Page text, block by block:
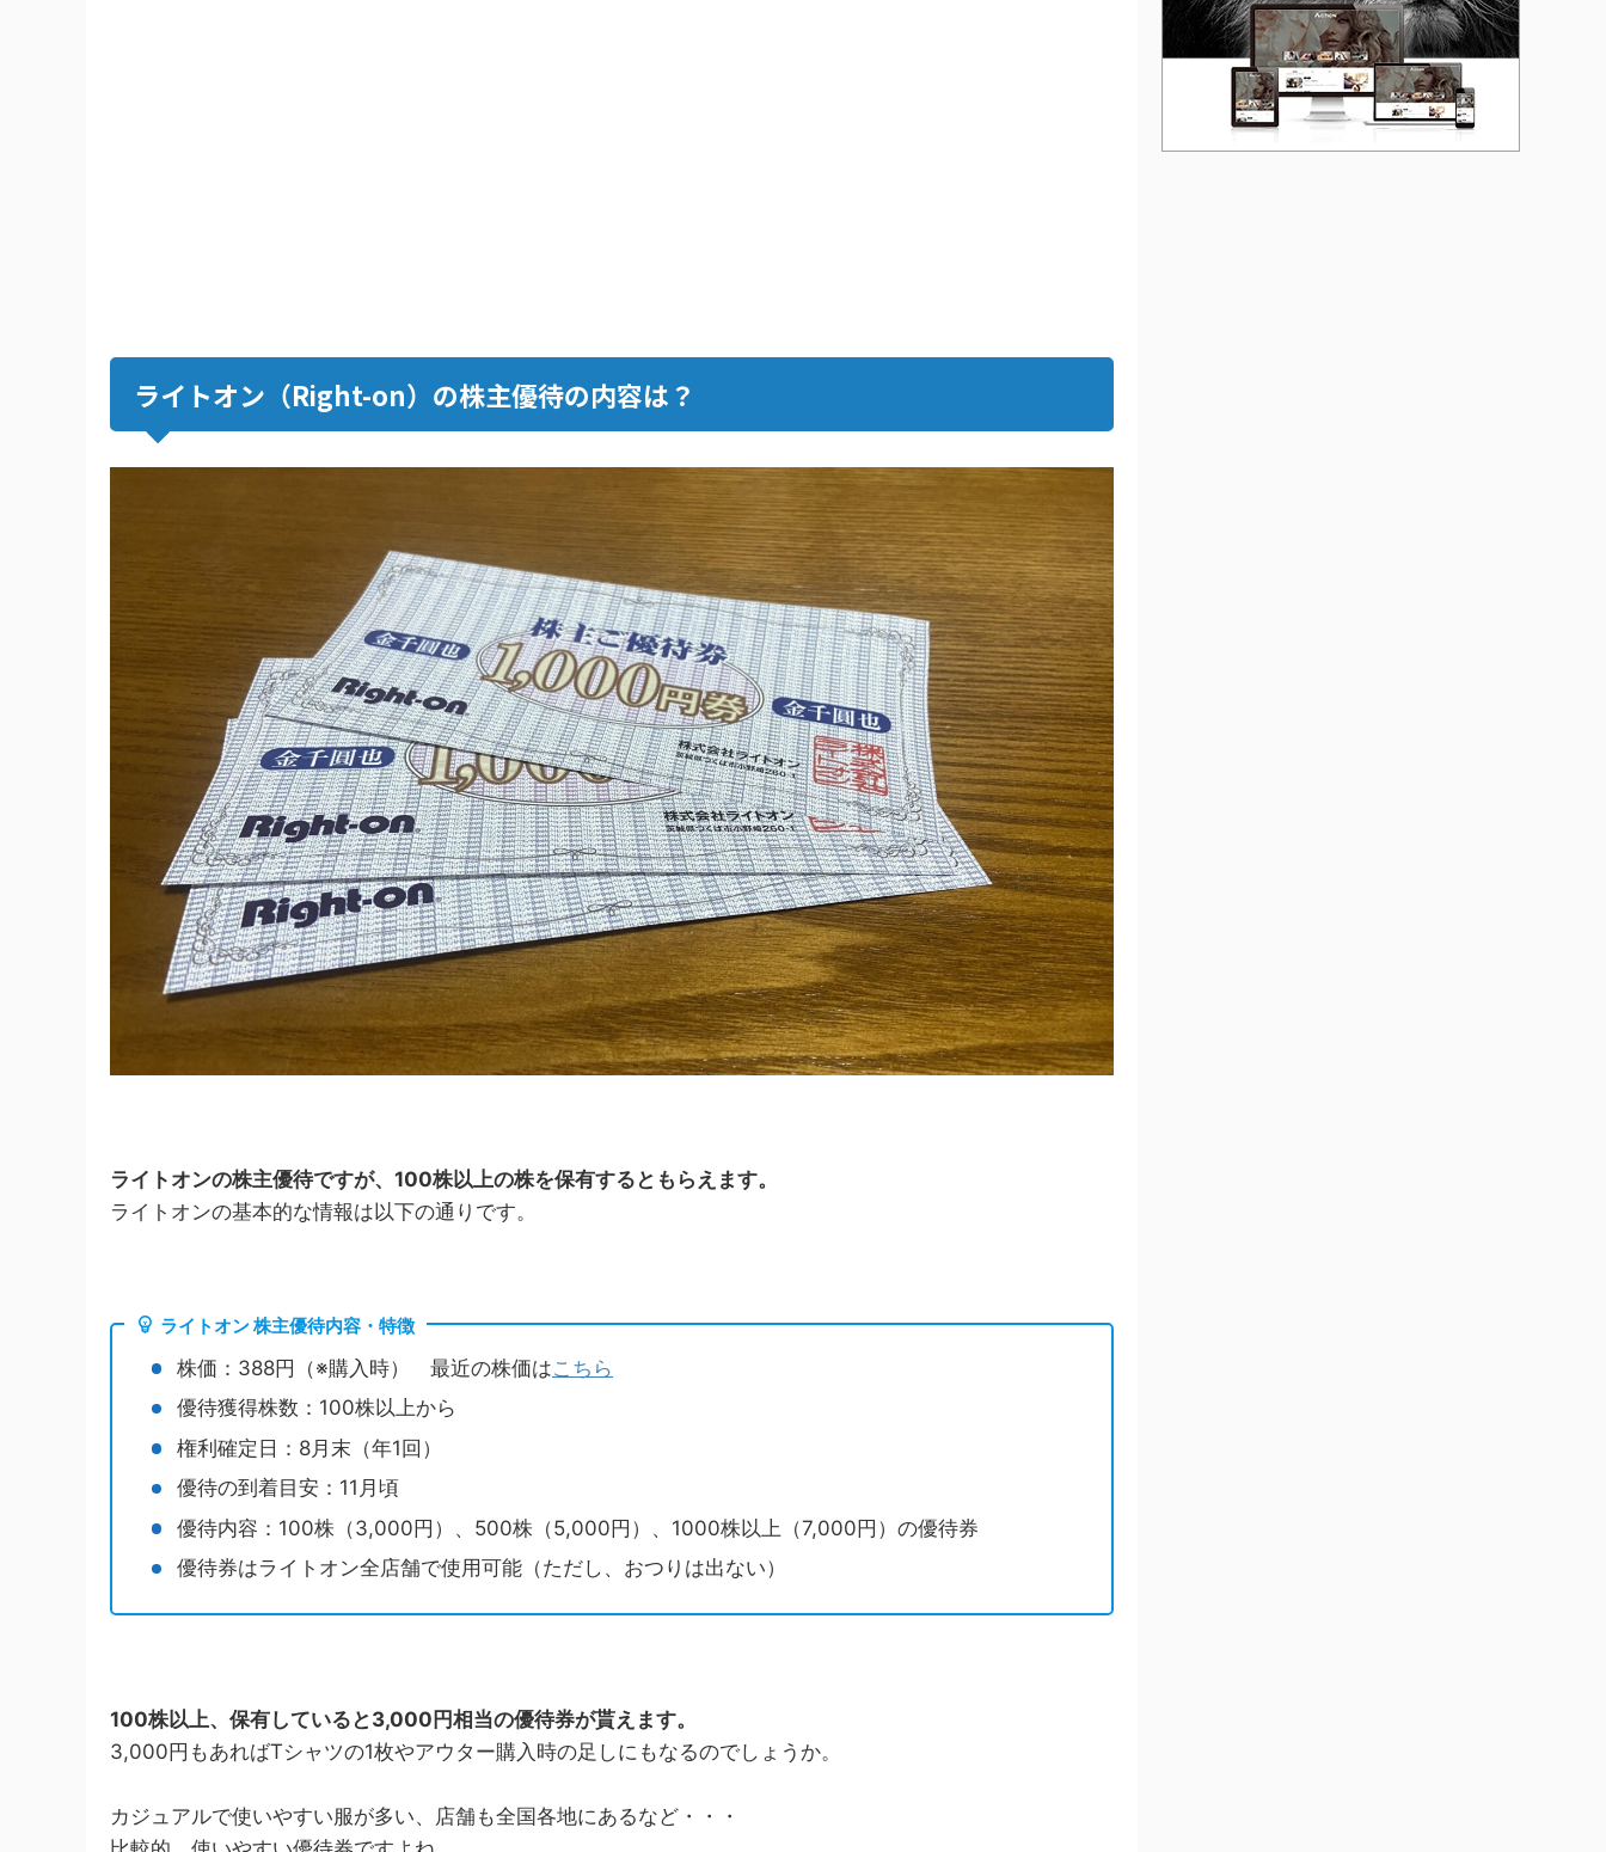
ライトオン（Right-on）の株主優待の内容は？
ライトオンの株主優待ですが、100株以上の株を保有するともらえます。
ライトオンの基本的な情報は以下の通りです。
ライトオン 株主優待内容・特徴
株価：388円（※購入時） 最近の株価はこちら
優待獲得株数：100株以上から
権利確定日：8月末（年1回）
優待の到着目安：11月頃
優待内容：100株（3,000円）、500株（5,000円）、1000株以上（7,000円）の優待券
優待券はライトオン全店舗で使用可能（ただし、おつりは出ない）
100株以上、保有していると3,000円相当の優待券が貰えます。
3,000円もあればTシャツの1枚やアウター購入時の足しにもなるのでしょうか。
カジュアルで使いやすい服が多い、店舗も全国各地にあるなど・・・